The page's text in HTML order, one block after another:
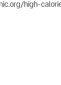
high-